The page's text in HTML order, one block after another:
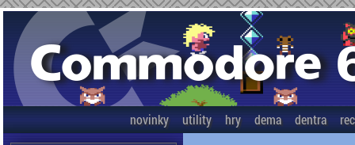
novinky utility hry dema dentra